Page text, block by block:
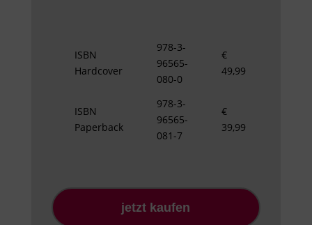
ISBN
Hardcover
978-3-
96565-
080-0
€
49,99
ISBN
Paperback
978-3-
96565-
081-7
€
39,99
jetzt kaufen